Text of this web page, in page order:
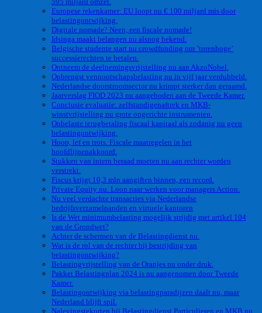
Europese rekenkamer: EU loopt nu € 100 miljard mis door
belastingontwijking.
Digitale nomade? Neen, een fiscale nomade!
Idsinga maakt belangen nu alsnog bekend.
Belgische studente start nu crowdfunding om ’torenhoge’
successierechten te betalen.
Ontneem de deelnemingsvrijstelling nu aan AkzoNobel.
Opbrengst vennootschapsbelasting nu in vijf jaar verdubbeld.
Nederlandse doorstroomsector nu krimpt sterker dan geraamd.
Jaarverslag FIOD 2023 nu aangeboden aan de Tweede Kamer.
Conclusie evaluatie: zelfstandigenaftrek en MKB-
winstvrijstelling nu grote ongerichte instrumenten.
Onbelaste terugbetaling fiscaal kapitaal als zodanig nu geen
belastingontwijking.
Hoop, lef en trots. Fiscale maatregelen in het
hoofdlijnenakkoord.
Stukken van intern beraad moeten nu aan rechter worden
verstrekt.
Fiscus krijgt 10,3 mln aangiften binnen, een record.
Private Equity nu. Loon naar werken voor managers Action.
Nu veel verdachte transacties via Nederlandse
bedrijfsverzamelpanden en virtuele kantoren
Is de Wet minimumbelasting mogelijk strijdig met artikel 104
van de Grondwet?
Achter de schermen van de Belastingdienst nu.
Wat is de rol van de rechter bij bestrijding van
belastingontwijking?
Belastingvrijstelling van de Oranjes nu onder druk.
Pakket Belastingplan 2024 is nu aangenomen door Tweede
Kamer.
Belastingontwijking via belastingparadijzen daalt nu, maar
Nederland blijft spil.
Nalevingstekorten bij Belastingdienst Particulieren en MKB nu